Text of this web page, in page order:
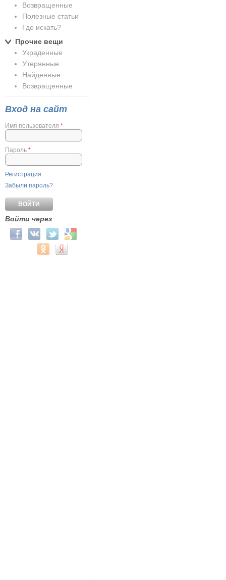
Возвращенные
Полезные статьи
Где искать?
Прочие вещи
Украденные
Утерянные
Найденные
Возвращенные
Вход на сайт
Имя пользователя *
Пароль *
Регистрация
Забыли пароль?
Войти через
Login with Facebook
Login with ВКонтакте
Login with Twitter
Login with Google
Login with Mail.ru
Login with Одноклассники
Login with Яндекс